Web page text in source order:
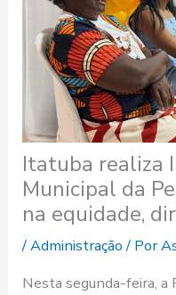
Itatuba realiza
Municipal da
na equidade,
/Administração/ Por
Nesta segunda-feira,